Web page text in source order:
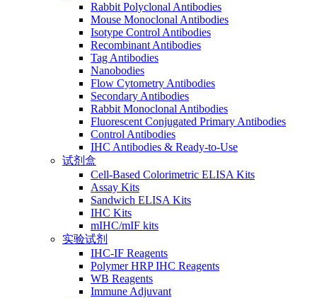
Rabbit Polyclonal Antibodies
Mouse Monoclonal Antibodies
Isotype Control Antibodies
Recombinant Antibodies
Tag Antibodies
Nanobodies
Flow Cytometry Antibodies
Secondary Antibodies
Rabbit Monoclonal Antibodies
Fluorescent Conjugated Primary Antibodies
Control Antibodies
IHC Antibodies & Ready-to-Use
试剂盒
Cell-Based Colorimetric ELISA Kits
Assay Kits
Sandwich ELISA Kits
IHC Kits
mIHC/mIF kits
实验试剂
IHC-IF Reagents
Polymer HRP IHC Reagents
WB Reagents
Immune Adjuvant